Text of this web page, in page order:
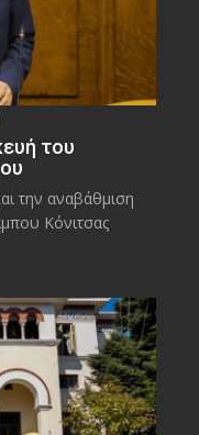
του
την αναβάθμιση
Κόνιτσας